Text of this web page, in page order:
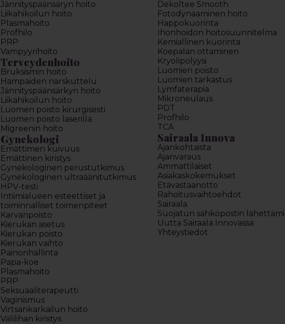
Jännityspäänsäryn hoito
Liikahikoilun hoito
Plasmahoito
Profhilo
PRP
Vampyyrihoito
Terveydenhoito
Bruksismin hoito
Hampaiden narskuttelu
Jännityspäänsärkyn hoito
Liikahikoilun hoito
Luomen poisto kirurgisesti
Luomen poisto laserilla
Migreenin hoito
Gynekologi
Emättimen kuivuus
Emättinen kiristys
Gynekologinen perustutkimus
Gynekologinen ultraäänitutkimus
HPV-testi
Intiimialueen esteettiset ja
toiminnalliset toimenpiteet
Karvanpoisto
Kierukan asetus
Kierukan poisto
Kierukan vaihto
Painonhallinta
Papa-koe
Plasmahoito
PRP
Seksuaaliterapeutti
Vaginismus
Virtsankarkailun hoito
Välilihan kiristys
Dekoltee Smooth
Fotodynaaminen hoito
Happokuorinta
Ihonhoidon hoitosuunnitelma
Kemiallinen kuorinta
Koepalan ottaminen
Kryolipolyysi
Luomien poisto
Luomien tarkastus
Lymfaterapia
Mikroneulaus
PDT
Profhilo
TCA
Sairaala Innova
Ajankohtaista
Ajanvaraus
Ammattilaiset
Asiakaskokemukset
Etävastaanotto
Rahoitusvaihtoehdot
Sairaala
Suojatun sähköpostin
Uutta Sairaala Innovassa
Yhteystiedot